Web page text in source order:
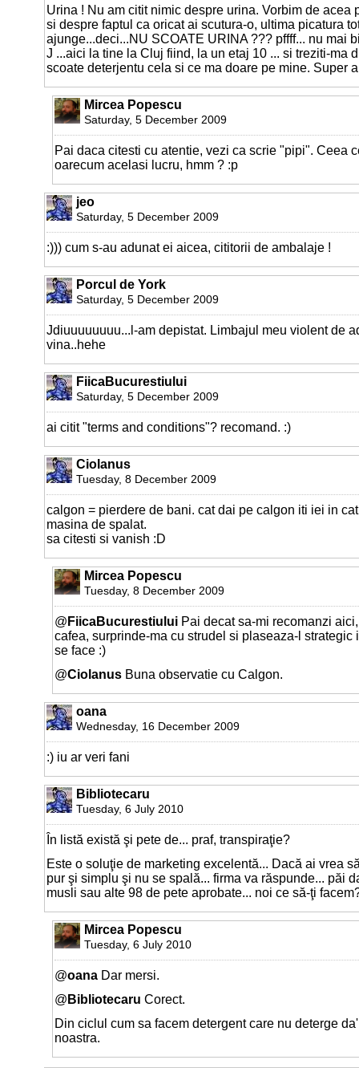
Urina ! Nu am citit nimic despre urina. Vorbim de acea
si despre faptul ca oricat ai scutura-o, ultima picatura
ajunge...deci...NU SCOATE URINA ??? pffff... nu mai
J ...aici la tine la Cluj fiind, la un etaj 10 ... si treziti-ma
scoate deterjentu cela si ce ma doare pe mine. Super
Mircea Popescu
Saturday, 5 December 2009
Pai daca citesti cu atentie, vezi ca scrie "pipi". Ceea
oarecum acelasi lucru, hmm ? :p
jeo
Saturday, 5 December 2009
:))) cum s-au adunat ei aicea, cititorii de ambalaje !
Porcul de York
Saturday, 5 December 2009
Jdiuuuuuuuu...l-am depistat. Limbajul meu violent de
vina..hehe
FiicaBucurestiului
Saturday, 5 December 2009
ai citit "terms and conditions"? recomand. :)
Ciolanus
Tuesday, 8 December 2009
calgon = pierdere de bani. cat dai pe calgon iti iei in
masina de spalat.
sa citesti si vanish :D
Mircea Popescu
Tuesday, 8 December 2009
@ FiicaBucurestiului Pai decat sa-mi recomanzi
cafea, surprinde-ma cu strudel si plaseaza-l strategic
se face :)
@Ciolanus Buna observatie cu Calgon.
oana
Wednesday, 16 December 2009
:) iu ar veri fani
Bibliotecaru
Tuesday, 6 July 2010
În listă există şi pete de... praf, transpiraţie?
Este o soluţie de marketing excelentă... Dacă ai vrea
pur şi simplu şi nu se spală... firma va răspunde... păi
musli sau alte 98 de pete aprobate... noi ce să-ţi
Mircea Popescu
Tuesday, 6 July 2010
@oana Dar mersi.
@ Bibliotecaru Corect.
Din ciclul cum sa facem detergent care nu deterge
noastra.